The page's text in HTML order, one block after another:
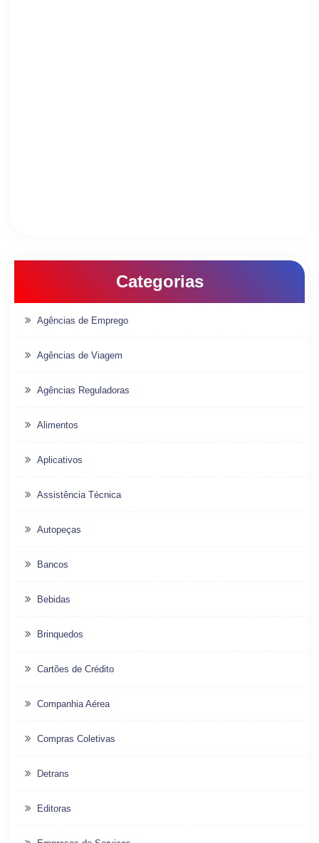
Categorias
Agências de Emprego
Agências de Viagem
Agências Reguladoras
Alimentos
Aplicativos
Assistência Técnica
Autopeças
Bancos
Bebidas
Brinquedos
Cartões de Crédito
Companhia Aérea
Compras Coletivas
Detrans
Editoras